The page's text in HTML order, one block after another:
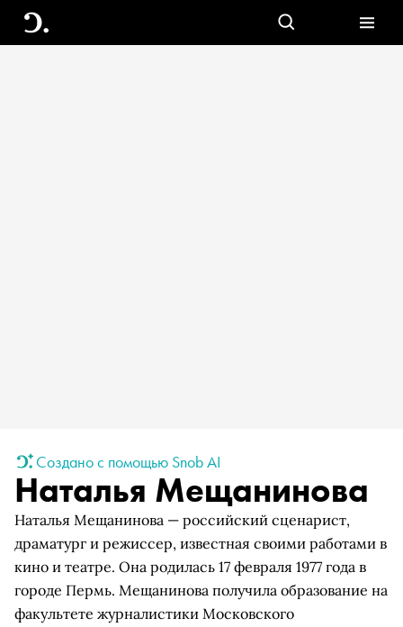
Создано с помощью Snob AI
Наталья Мещанинова
Наталья Мещанинова — российский сценарист,
драматург и режиссер, известная своими работами в
кино и театре. Она родилась 17 февраля 1977 года в
городе Пермь. Мещанинова получила образование на
факультете журналистики Московского